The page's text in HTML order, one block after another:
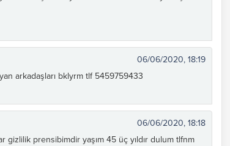
06/06/2020, 18:19
arkadaşları bklyrm tlf 5459759433
06/06/2020, 18:18
prensibimdir yaşım 45 üç yıldır dulum tlfnm